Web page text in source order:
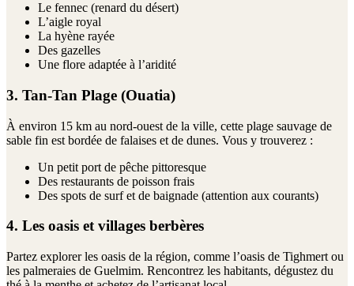
Le fennec (renard du désert)
L’aigle royal
La hyène rayée
Des gazelles
Une flore adaptée à l’aridité
3. Tan-Tan Plage (Ouatia)
À environ 15 km au nord-ouest de la ville, cette plage sauvage de
sable fin est bordée de falaises et de dunes. Vous y trouverez :
Un petit port de pêche pittoresque
Des restaurants de poisson frais
Des spots de surf et de baignade (attention aux courants)
4. Les oasis et villages berbères
Partez explorer les oasis de la région, comme l’oasis de Tighmert ou
les palmeraies de Guelmim. Rencontrez les habitants, dégustez du